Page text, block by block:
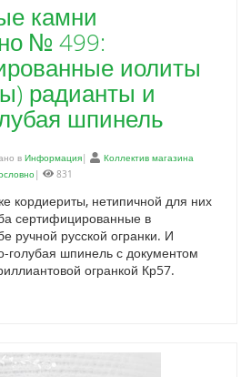
камни
№ 499:
иолиты
радианты и
шпинель
в Информация|
Коллектив магазина
| 831
кордиериты, нетипичной для них
сертифицированные в
ручной русской огранки. И
голубая шпинель с документом
огранкой Кр57.